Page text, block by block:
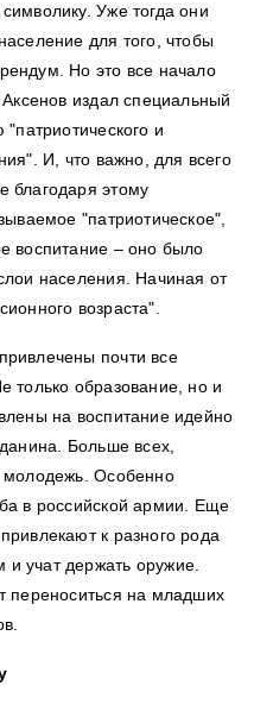
Уже тогда они
для того, чтобы
Но это все начало
издал специальный
и
И, что важно, для всего
благодаря этому
"патриотическое",
воспитание – оно было
населения. Начиная от
возраста".
почти все
только образование, но и
на воспитание идейно
Больше всех,
молодежь. Особенно
в российской армии. Еще
к разного рода
учат держать оружие.
переноситься на младших